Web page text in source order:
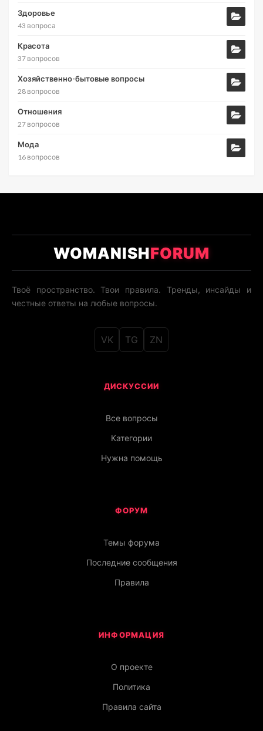
Здоровье
43 вопроса
Красота
37 вопросов
Хозяйственно-бытовые вопросы
28 вопросов
Отношения
27 вопросов
Мода
16 вопросов
WOMANISHFORUM
Твоё пространство. Твои правила. Тренды, инсайды и
честные ответы на любые вопросы.
VK TG ZN
ДИСКУССИИ
Все вопросы
Категории
Нужна помощь
ФОРУМ
Темы форума
Последние сообщения
Правила
ИНФОРМАЦИЯ
О проекте
Политика
Правила сайта